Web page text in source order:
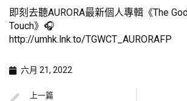
即刻去聽AURORA最新個人專輯《The
Touch》🎧
http://umhk.lnk.to/TGWCT_AURORAFP
六月 21, 2022
上一篇